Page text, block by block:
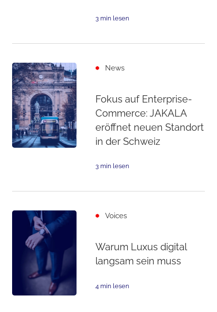
3 min lesen
News
Fokus auf Enterprise-
Commerce: JAKALA
eröffnet neuen Standort
in der Schweiz
3 min lesen
Voices
Warum Luxus digital
langsam sein muss
4 min lesen